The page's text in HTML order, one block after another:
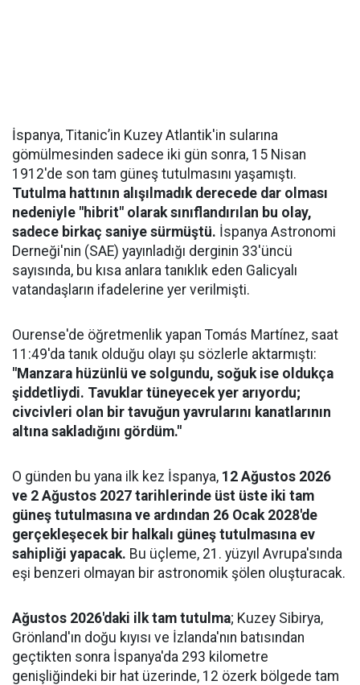
İspanya, Titanic’in Kuzey Atlantik'in sularına
gömülmesinden sadece iki gün sonra, 15 Nisan
1912'de son tam güneş tutulmasını yaşamıştı.
Tutulma hattının alışılmadık derecede dar olması
nedeniyle "hibrit" olarak sınıflandırılan bu olay,
sadece birkaç saniye sürmüştü. İspanya Astronomi
Derneği'nin (SAE) yayınladığı derginin 33'üncü
sayısında, bu kısa anlara tanıklık eden Galicyalı
vatandaşların ifadelerine yer verilmişti.
Ourense'de öğretmenlik yapan Tomás Martínez, saat
11:49'da tanık olduğu olayı şu sözlerle aktarmıştı:
"Manzara hüzünlü ve solgundu, soğuk ise oldukça
şiddetliydi. Tavuklar tüneyecek yer arıyordu;
civcivleri olan bir tavuğun yavrularını kanatlarının
altına sakladığını gördüm."
O günden bu yana ilk kez İspanya, 12 Ağustos 2026
ve 2 Ağustos 2027 tarihlerinde üst üste iki tam
güneş tutulmasına ve ardından 26 Ocak 2028'de
gerçekleşecek bir halkalı güneş tutulmasına ev
sahipliği yapacak. Bu üçleme, 21. yüzyıl Avrupa'sında
eşi benzeri olmayan bir astronomik şölen oluşturacak.
Ağustos 2026'daki ilk tam tutulma; Kuzey Sibirya,
Grönland'ın doğu kıyısı ve İzlanda'nın batısından
geçtikten sonra İspanya'da 293 kilometre
genişliğindeki bir hat üzerinde, 12 özerk bölgede tam